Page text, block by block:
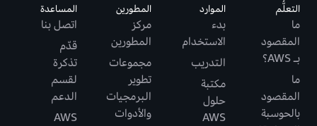
التعلُّم
ما
المقصود
بـ AWS؟
ما
المقصود
بالحوسبة
الموارد
بدء
الاستخدام
التدريب
مكتبة
حلول
AWS
المطورين
مركز
المطورين
مجموعات
تطوير
البرمجيات
والأدوات
المساعدة
اتصل بنا
قدّم
تذكرة
لقسم
الدعم
AWS